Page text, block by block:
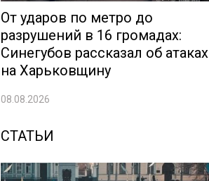
От ударов по метро до
разрушений в 16 громадах:
Синегубов рассказал об атаках
на Харьковщину
08.08.2026
СТАТЬИ